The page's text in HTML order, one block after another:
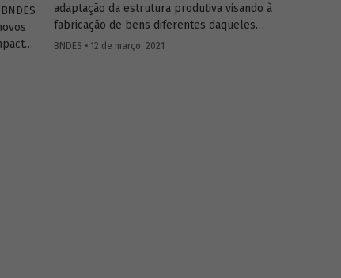
adaptação da estrutura produtiva visando à
fabricação de bens diferentes daqueles
originalmente previstos. Podemos destacar
BNDES • 12 de março, 2021